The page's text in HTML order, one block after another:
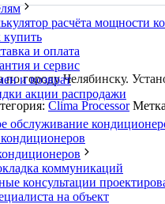
расчёта мощности
купить
и оплата
и сервис
и возврат
акции распродажи
обслуживание
коммуникаций
консультации
на объект
по городу Челябинску.
Clima Processor